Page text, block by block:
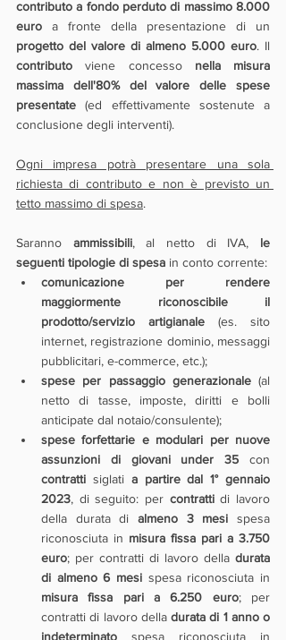
contributo a fondo perduto di massimo 8.000
euro
progetto del valore di almeno 5.000 euro
contributo viene concesso nella misura
massima dell'80% del valore delle spese
presentate (ed effettivamente sostenute a
conclusione degli interventi).
Ogni impresa potrà presentare una sola
richiesta di contributo e non è previsto un
tetto massimo di spesa.
Saranno ammissibili, al netto di IVA, le
seguenti tipologie di spesa in conto corrente:
comunicazione per rendere
maggiormente riconoscibile il
prodotto/servizio artigianale (es. sito
internet, registrazione dominio, messaggi
pubblicitari, e-commerce, etc.);
spese per passaggio generazionale (al
netto di tasse, imposte, diritti e bolli
anticipate dal notaio/consulente);
spese forfettarie e modulari per nuove
assunzioni di giovani under 35
contratti siglati a partire dal 1° gennaio
2023, di seguito: per contratti di lavoro
della durata di almeno 3 mesi spesa
riconosciuta in misura fissa pari a 3.750
euro; per contratti di lavoro della durata
di almeno 6 mesi
misura fissa pari a 6.250 euro; per
contratti di lavoro della durata di 1 anno o
indeterminato